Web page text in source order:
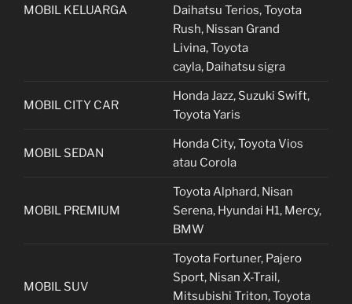
MOBIL KELUARGA
Daihatsu Terios, Toyota
Rush, Nissan Grand
Livina, Toyota
cayla, Daihatsu sigra
MOBIL CITY CAR
Honda Jazz, Suzuki Swift,
Toyota Yaris
MOBIL SEDAN
Honda City, Toyota Vios
atau Corola
MOBIL PREMIUM
Toyota Alphard, Nisan
Serena, Hyundai H1, Mercy,
BMW
MOBIL SUV
Toyota Fortuner, Pajero
Sport, Nisan X-Trail,
Mitsubishi Triton, Toyota